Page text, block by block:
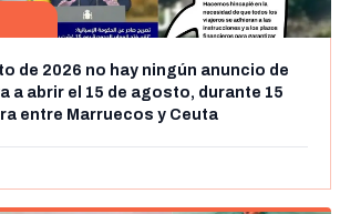
de 2026 no hay ningún anuncio de
a abrir el 15 de agosto, durante 15
entre Marruecos y Ceuta